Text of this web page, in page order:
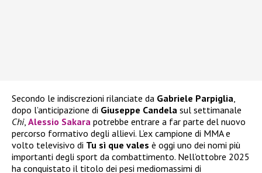
Secondo le indiscrezioni rilanciate da Gabriele Parpiglia,
dopo l’anticipazione di Giuseppe Candela sul settimanale
Chi, Alessio Sakara potrebbe entrare a far parte del nuovo
percorso formativo degli allievi. L’ex campione di MMA e
volto televisivo di Tu sì que vales è oggi uno dei nomi più
importanti degli sport da combattimento. Nell’ottobre 2025
ha conquistato il titolo dei pesi mediomassimi di